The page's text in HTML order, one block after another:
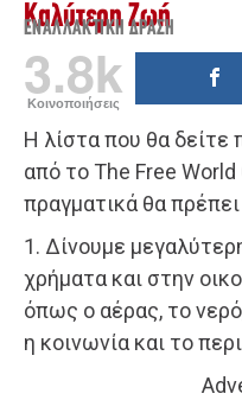
Καλύτερη Ζωή
ΕΝΑΛΛΑΚΤΙΚΉ ΔΡΆΣΗ
3.8k
Κοινοποιήσεις
Η λίστα που θα
από το The Free World
πραγματικά θα
1. Δίνουμε
χρήματα και στην
όπως ο αέρας, το
η κοινωνία και το